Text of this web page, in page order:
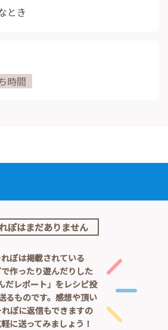
とき
時間
ぽはまだありません
ぽは掲載されている
で作ったり遊んだりした
だレポート」をレシピ投
るものです。 感想や頂い
ぽに返信もできますの
に送ってみましょう！